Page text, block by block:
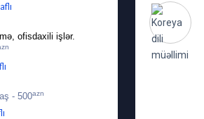
ofisdaxili işlər.
- 500azn